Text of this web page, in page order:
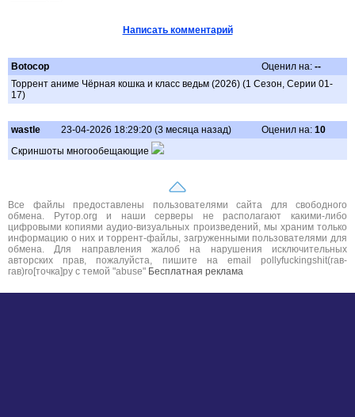
Написать комментарий
Botocop Оценил на: --
Торрент аниме Чёрная кошка и класс ведьм (2026) (1 Сезон, Серии 01-
17)
wastle 23-04-2026 18:29:20 (3 месяца назад) Оценил на: 10
Скриншоты многообещающие
Все файлы предоставлены пользователями сайта для свободного
обмена. Рутор.org и наши серверы не располагают какими-либо
цифровыми копиями аудио-визуальных произведений, мы храним только
информацию о них и торрент-файлы, загруженными пользователями для
обмена. Для направления жалоб на нарушения исключительных
авторских прав, пожалуйста, пишите на email pollyfuckingshit(гав-
гав)ro[точка]ру с темой "abuse" Бесплатная реклама